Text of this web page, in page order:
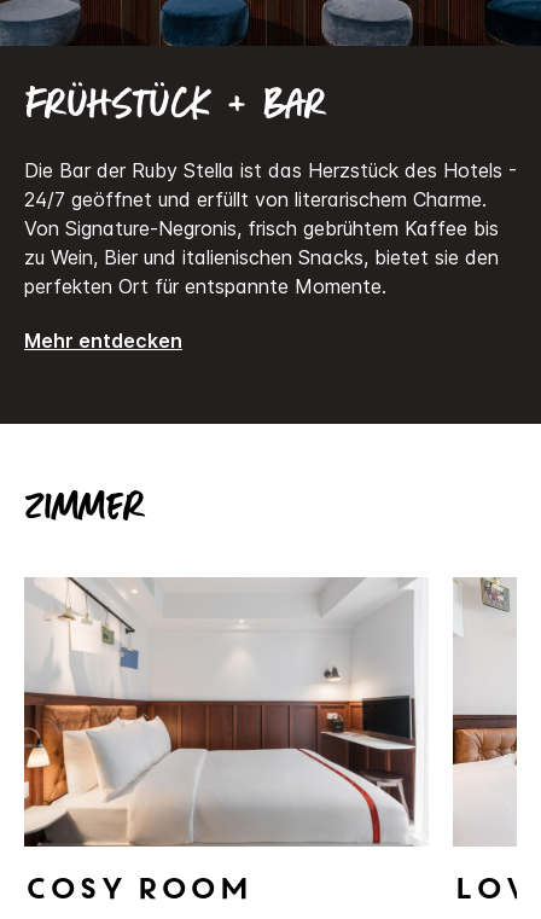
Frühstück + Bar
Die Bar der Ruby Stella ist das Herzstück des Hotels -
24/7 geöffnet und erfüllt von literarischem Charme.
Von Signature-Negronis, frisch gebrühtem Kaffee bis
zu Wein, Bier und italienischen Snacks, bietet sie den
perfekten Ort für entspannte Momente.
Mehr entdecken
Zimmer
Cosy Room